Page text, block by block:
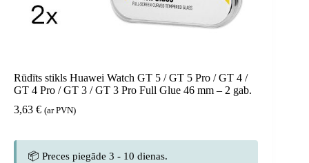
Rūdīts stikls Huawei Watch GT 5 / GT 5 Pro / GT 4 /
GT 4 Pro / GT 3 / GT 3 Pro Full Glue 46 mm – 2 gab.
3,63 € (ar PVN)
📦 Preces piegāde 3 - 10 dienas.